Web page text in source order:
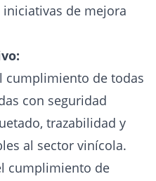
de mejora
cumplimiento de todas
con seguridad
trazabilidad y
al sector vinícola.
cumplimiento de